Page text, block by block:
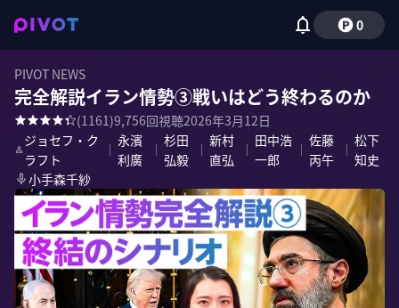
0
PIVOT NEWS
完全解説イラン情勢③戦いはどう終わるのか
(1161)9,756回視聴2026年3月12日
ジョセフ・ク
ラフト
｜
永濱
利廣
｜
杉田
弘毅
｜
新村
直弘
｜
田中浩
一郎
｜
佐藤
丙午
｜
松下
知史
小手森千紗